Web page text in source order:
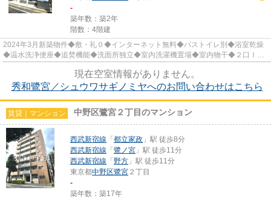
-
築年数：築2年
階数：4階建
2024年3月新築物件◆敷・礼０◆インターネット無料◆バストイレ別◆浴室乾燥
◆温水洗浄便座◆追焚機能◆洗面所独立◆室内洗濯機置場◆室内物干◆２口ＩＨ
現在空室情報がありません。
秀和鷺宮／シュウワサギノミヤへのお問い合わせはこちら
賃貸｜マンション 中野区鷺宮２丁目のマンション
西武新宿線 「 都立家政 」駅 徒歩8分
西武新宿線 「 鷺ノ宮 」駅 徒歩11分
西武新宿線 「 野方 」駅 徒歩11分
東京都中野区鷺宮 ２丁目
-
築年数：築17年